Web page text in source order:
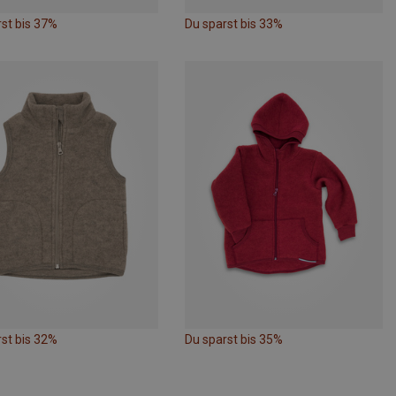
bis 37% Du sparst bis 33%
bis 32% Du sparst bis 35%